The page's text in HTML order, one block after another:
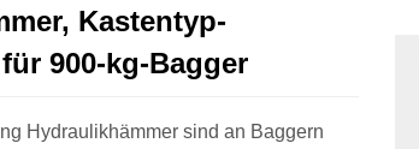
Kastentyp-
900-kg-Bagger
Hydraulikhämmer sind an Baggern